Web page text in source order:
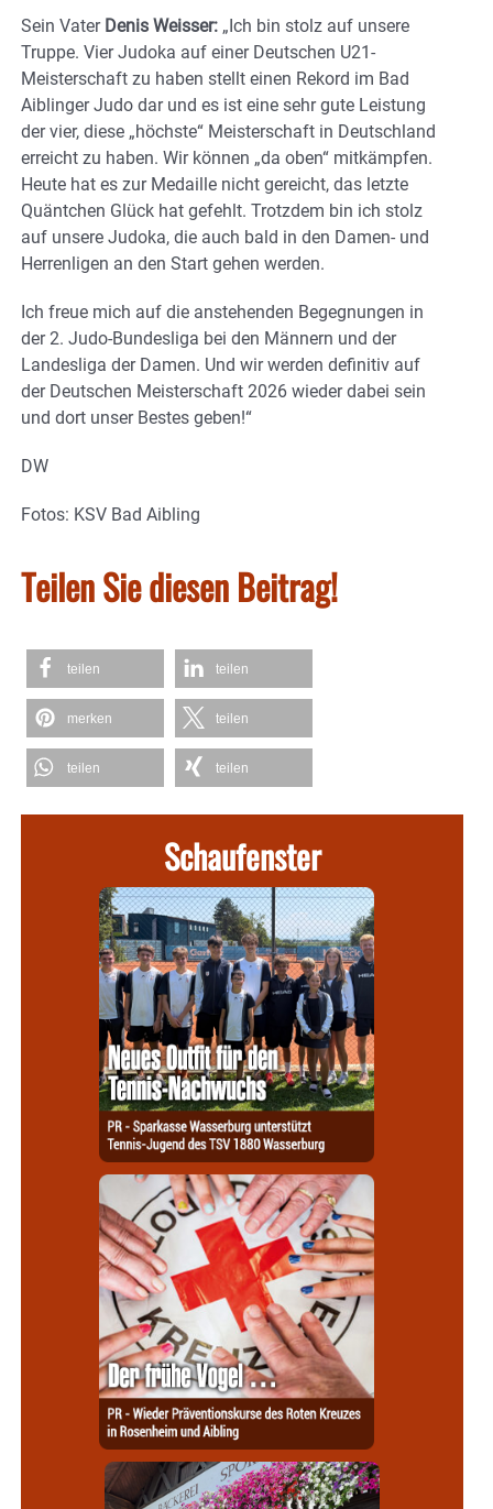
Sein Vater Denis Weisser: „Ich bin stolz auf unsere
Truppe. Vier Judoka auf einer Deutschen U21-
Meisterschaft zu haben stellt einen Rekord im Bad
Aiblinger Judo dar und es ist eine sehr gute Leistung
der vier, diese „höchste“ Meisterschaft in Deutschland
erreicht zu haben. Wir können „da oben“ mitkämpfen.
Heute hat es zur Medaille nicht gereicht, das letzte
Quäntchen Glück hat gefehlt. Trotzdem bin ich stolz
auf unsere Judoka, die auch bald in den Damen- und
Herrenligen an den Start gehen werden.
Ich freue mich auf die anstehenden Begegnungen in
der 2. Judo-Bundesliga bei den Männern und der
Landesliga der Damen. Und wir werden definitiv auf
der Deutschen Meisterschaft 2026 wieder dabei sein
und dort unser Bestes geben!“
DW
Fotos: KSV Bad Aibling
Teilen Sie diesen Beitrag!
teilen teilen
merken teilen
teilen teilen
Schaufenster